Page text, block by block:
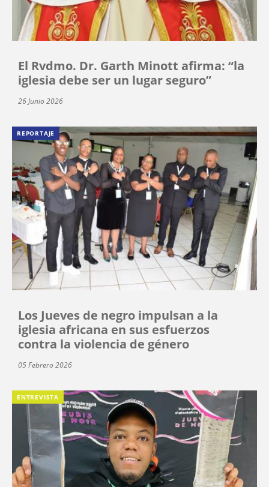
El Rvdmo. Dr. Garth Minott afirma: “la
iglesia debe ser un lugar seguro”
26 Junio 2026
REPORTAJE
Los Jueves de negro impulsan a la
iglesia africana en sus esfuerzos
contra la violencia de género
05 Febrero 2026
ENTREVISTA